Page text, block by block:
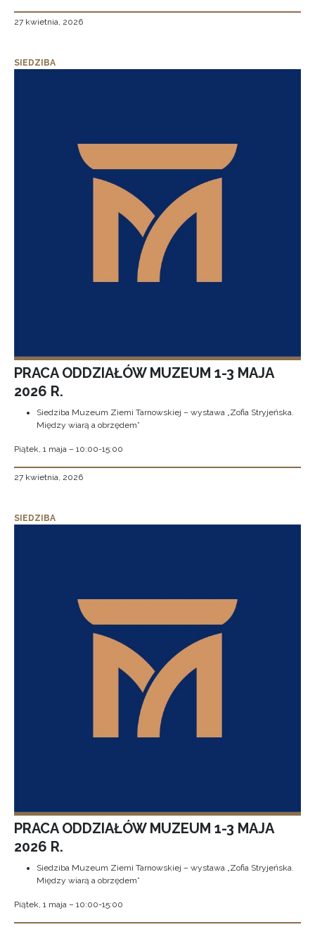
27 kwietnia, 2026
SIEDZIBA
PRACA ODDZIAŁÓW MUZEUM 1-3 MAJA
2026 R.
Siedziba Muzeum Ziemi Tarnowskiej – wystawa „Zofia Stryjeńska.
Między wiarą a obrzędem”
Piątek, 1 maja – 10:00-15:00
27 kwietnia, 2026
SIEDZIBA
PRACA ODDZIAŁÓW MUZEUM 1-3 MAJA
2026 R.
Siedziba Muzeum Ziemi Tarnowskiej – wystawa „Zofia Stryjeńska.
Między wiarą a obrzędem”
Piątek, 1 maja – 10:00-15:00